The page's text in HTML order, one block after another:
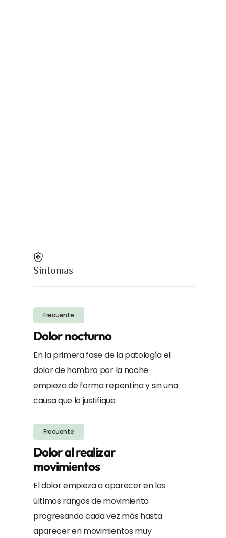
Síntomas
Frecuente
Dolor nocturno
En la primera fase de la patología el
dolor de hombro por la noche
empieza de forma repentina y sin una
causa que lo justifique
Frecuente
Dolor al realizar
movimientos
El dolor empieza a aparecer en los
últimos rangos de movimiento
progresando cada vez más hasta
aparecer en movimientos muy